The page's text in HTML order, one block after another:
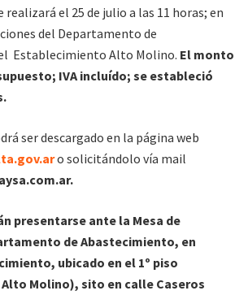
realizará el 25 de julio a las 11 horas; en
del Departamento de
Establecimiento Alto Molino. El monto
IVA incluído; se estableció
ser descargado en la página web
o solicitándolo vía mail
.
presentarse ante la Mesa de
de Abastecimiento, en
ubicado en el 1º piso
Molino), sito en calle Caseros